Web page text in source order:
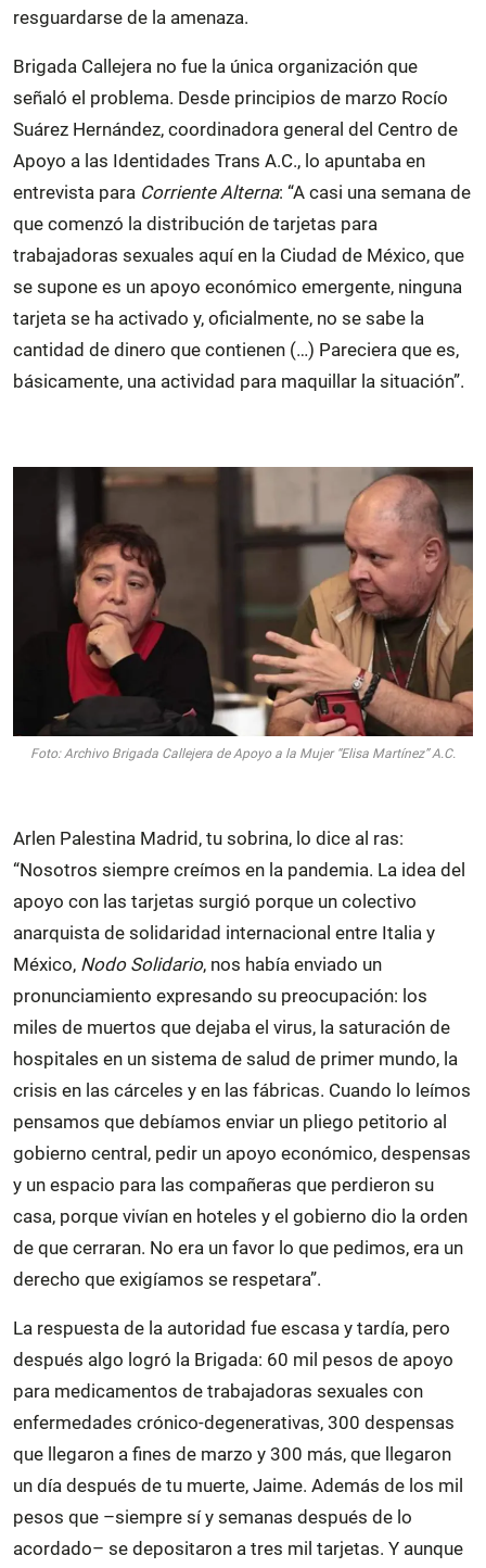
resguardarse de la amenaza.
Brigada Callejera no fue la única organización que
señaló el problema. Desde principios de marzo Rocío
Suárez Hernández, coordinadora general del Centro de
Apoyo a las Identidades Trans A.C., lo apuntaba en
entrevista para Corriente Alterna: “A casi una semana de
que comenzó la distribución de tarjetas para
trabajadoras sexuales aquí en la Ciudad de México, que
se supone es un apoyo económico emergente, ninguna
tarjeta se ha activado y, oficialmente, no se sabe la
cantidad de dinero que contienen (…) Pareciera que es,
básicamente, una actividad para maquillar la situación”.
Foto: Archivo Brigada Callejera de Apoyo a la Mujer “Elisa Martínez” A.C.
Arlen Palestina Madrid, tu sobrina, lo dice al ras:
“Nosotros siempre creímos en la pandemia. La idea del
apoyo con las tarjetas surgió porque un colectivo
anarquista de solidaridad internacional entre Italia y
México, Nodo Solidario, nos había enviado un
pronunciamiento expresando su preocupación: los
miles de muertos que dejaba el virus, la saturación de
hospitales en un sistema de salud de primer mundo, la
crisis en las cárceles y en las fábricas. Cuando lo leímos
pensamos que debíamos enviar un pliego petitorio al
gobierno central, pedir un apoyo económico, despensas
y un espacio para las compañeras que perdieron su
casa, porque vivían en hoteles y el gobierno dio la orden
de que cerraran. No era un favor lo que pedimos, era un
derecho que exigíamos se respetara”.
La respuesta de la autoridad fue escasa y tardía, pero
después algo logró la Brigada: 60 mil pesos de apoyo
para medicamentos de trabajadoras sexuales con
enfermedades crónico-degenerativas, 300 despensas
que llegaron a fines de marzo y 300 más, que llegaron
un día después de tu muerte, Jaime. Además de los mil
pesos que –siempre sí y semanas después de lo
acordado– se depositaron a tres mil tarjetas. Y aunque